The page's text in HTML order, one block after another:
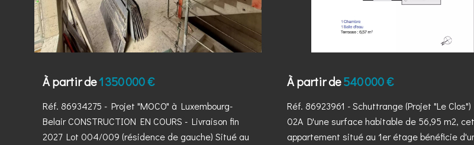
À partir de1 350 000 €
Réf. 86934275 - Projet "MOCO" à Luxembourg-
Belair CONSTRUCTION EN COURS - Livraison fin
2027 Lot 004/009 (résidence de gauche) Situé au
À partir de540 000 €
Réf. 86923961 - Schuttrange (Projet "Le Clos")
02A D'une surface habitable de 56,95 m2, cet
appartement situé au 1er étage bénéficie